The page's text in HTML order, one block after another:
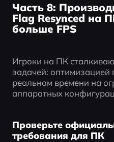
Часть 8:
Flag Resynced на
больше FPS
Игроки на ПК
задачей: оптимизацией
реальном времени на
аппаратных
Проверьте
требования для ПК